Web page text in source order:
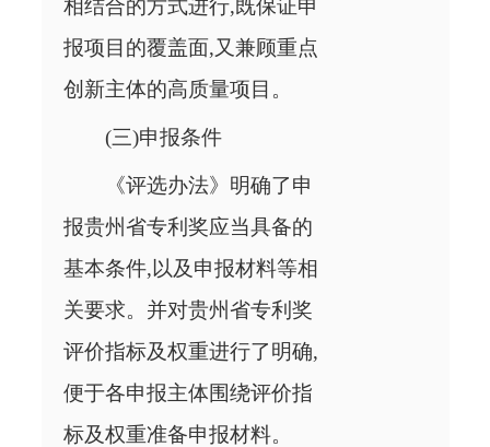
相结合的方式进行,既保证申
报项目的覆盖面,又兼顾重点
创新主体的高质量项目。
(三)申报条件
《评选办法》明确了申
报贵州省专利奖应当具备的
基本条件,以及申报材料等相
关要求。并对贵州省专利奖
评价指标及权重进行了明确,
便于各申报主体围绕评价指
标及权重准备申报材料。